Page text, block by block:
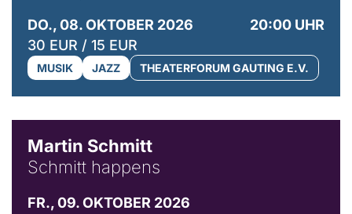
DO., 08. OKTOBER 2026
20:00 UHR
30 EUR / 15 EUR
MUSIK JAZZ THEATERFORUM GAUTING E.V.
Martin Schmitt
Schmitt happens
FR., 09. OKTOBER 2026